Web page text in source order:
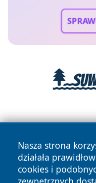
Nasza strona
działała
cookies i
Copyright © 2026